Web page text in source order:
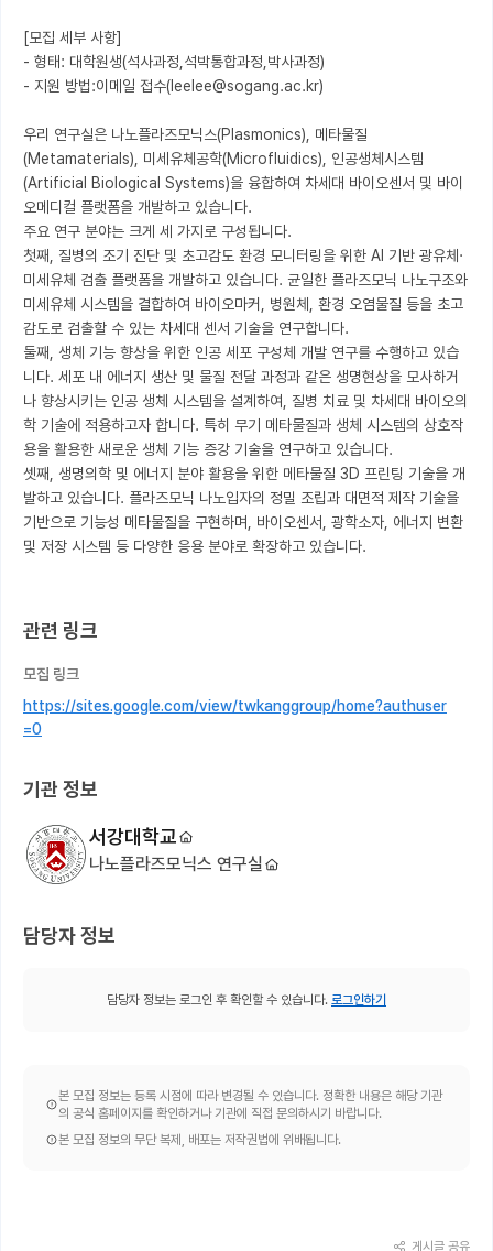
[모집 세부 사항]
- 형태: 대학원생(석사과정,석박통합과정,박사과정)
- 지원 방법:이메일 접수(leelee@sogang.ac.kr)
우리 연구실은 나노플라즈모닉스(Plasmonics), 메타물질
(Metamaterials), 미세유체공학(Microfluidics), 인공생체시스템
(Artificial Biological Systems)을 융합하여 차세대 바이오센서 및 바이
오메디컬 플랫폼을 개발하고 있습니다.
주요 연구 분야는 크게 세 가지로 구성됩니다.
첫째, 질병의 조기 진단 및 초고감도 환경 모니터링을 위한 Al 기반 광유체·
미세유체 검출 플랫폼을 개발하고 있습니다. 균일한 플라즈모닉 나노구조와
미세유체 시스템을 결합하여 바이오마커, 병원체, 환경 오염물질 등을 초고
감도로 검출할 수 있는 차세대 센서 기술을 연구합니다.
둘째, 생체 기능 향상을 위한 인공 세포 구성체 개발 연구를 수행하고 있습
니다. 세포 내 에너지 생산 및 물질 전달 과정과 같은 생명현상을 모사하거
나 향상시키는 인공 생체 시스템을 설계하여, 질병 치료 및 차세대 바이오의
학 기술에 적용하고자 합니다. 특히 무기 메타물질과 생체 시스템의 상호작
용을 활용한 새로운 생체 기능 증강 기술을 연구하고 있습니다.
셋째, 생명의학 및 에너지 분야 활용을 위한 메타물질 3D 프린팅 기술을 개
발하고 있습니다. 플라즈모닉 나노입자의 정밀 조립과 대면적 제작 기술을
기반으로 기능성 메타물질을 구현하며, 바이오센서, 광학소자, 에너지 변환
및 저장 시스템 등 다양한 응용 분야로 확장하고 있습니다.
관련 링크
모집 링크
https://sites.google.com/view/twkanggroup/home?authuser
=0
기관 정보
서강대학교
나노플라즈모닉스 연구실
담당자 정보
담당자 정보는 로그인 후 확인할 수 있습니다. 로그인하기
본 모집 정보는 등록 시점에 따라 변경될 수 있습니다. 정확한 내용은 해당 기관
의 공식 홈페이지를 확인하거나 기관에 직접 문의하시기 바랍니다.
본 모집 정보의 무단 복제, 배포는 저작권법에 위배됩니다.
게시글 공유